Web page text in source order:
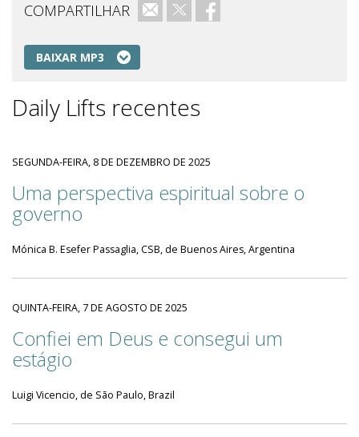
COMPARTILHAR e-mailTwitterFacebook
BAIXAR MP3
Daily Lifts recentes
SEGUNDA-FEIRA, 8 DE DEZEMBRO DE 2025
Uma perspectiva espiritual sobre o
governo
Mónica B. Esefer Passaglia, CSB, de Buenos Aires, Argentina
QUINTA-FEIRA, 7 DE AGOSTO DE 2025
Confiei em Deus e consegui um
estágio
Luigi Vicencio, de São Paulo, Brazil